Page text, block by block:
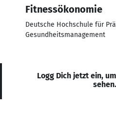
Fitnessökonomie
Deutsche Hochschule für
Gesundheitsmanagement
Logg Dich jetzt ein,
sehen.